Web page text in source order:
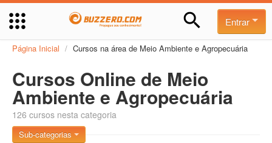
Entrar
Página Inicial / Cursos na área de Meio Ambiente e Agropecuária
Cursos Online de Meio
Ambiente e Agropecuária
126 cursos nesta categoria
Sub-categorias